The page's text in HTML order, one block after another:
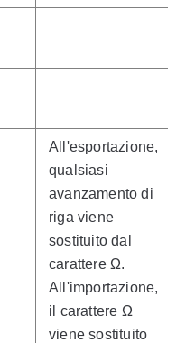
All'esportazione,
qualsiasi
avanzamento di
riga viene
sostituito dal
carattere Ω.
All'importazione,
il carattere Ω
viene sostituito